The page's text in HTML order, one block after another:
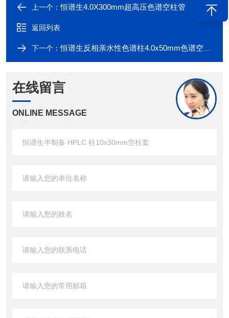
上一个：恒谱生4.0X300mm超高压色谱空柱管
返回列表
下一个：恒谱生反相亲水性色谱柱4.0x50mm色谱空柱套
在线留言
ONLINE MESSAGE